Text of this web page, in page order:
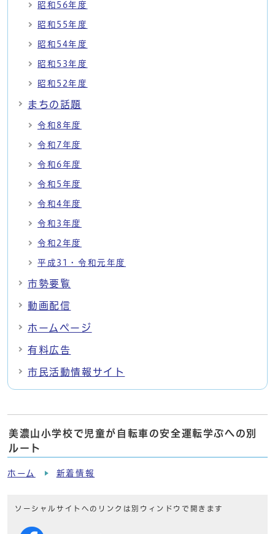
昭和56年度
昭和55年度
昭和54年度
昭和53年度
昭和52年度
まちの話題
令和8年度
令和7年度
令和6年度
令和5年度
令和4年度
令和3年度
令和2年度
平成31・令和元年度
市勢要覧
動画配信
ホームページ
有料広告
市民活動情報サイト
美濃山小学校で児童が自転車の安全運転学ぶへの別
ルート
ホーム 新着情報
ソーシャルサイトへのリンクは別ウィンドウで開きます